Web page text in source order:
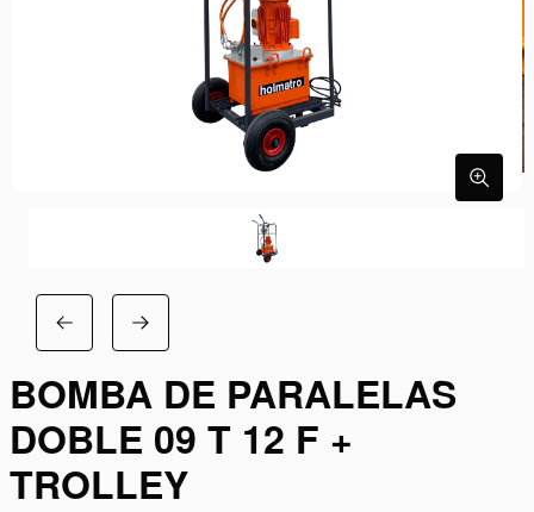
BOMBA DE PARALELAS
DOBLE 09 T 12 F +
TROLLEY